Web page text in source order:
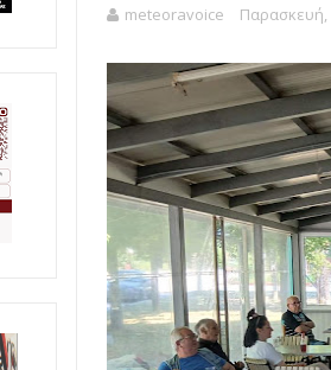
meteoravoice Παρασκευή,